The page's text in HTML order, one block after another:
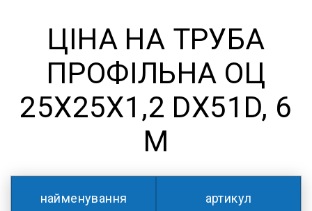
ЦІНА НА ТРУБА
ПРОФІЛЬНА ОЦ
25X25X1,2 DX51D, 6
М
найменування артикул